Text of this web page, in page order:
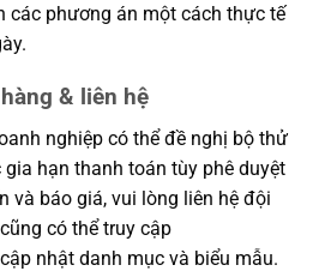
các phương án một cách thực tế
& liên hệ
nghiệp có thể đề nghị bộ thử
hạn thanh toán tùy phê duyệt
và báo giá, vui lòng liên hệ đội
có thể truy cập
nhật danh mục và biểu mẫu.